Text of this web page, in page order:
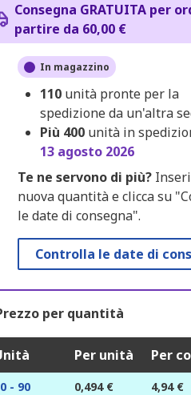
Consegna GRATUITA per
partire da 60,00 €
In magazzino
110 unità pronte per la
spedizione da un'altra
Più 400 unità in
13 agosto 2026
Te ne servono di più?
nuova quantità e clicca su
le date di consegna".
Controlla le date di
per quantità
Per unità Per
- 90 0,494 €
4,94 €